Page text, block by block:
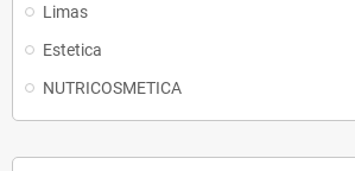
Limas
Estetica
NUTRICOSMETICA